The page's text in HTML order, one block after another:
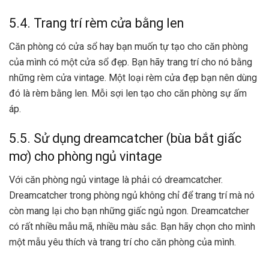
5.4. Trang trí rèm cửa bằng len
Căn phòng có cửa sổ hay bạn muốn tự tạo cho căn phòng
của mình có một cửa sổ đẹp. Bạn hãy trang trí cho nó bằng
những rèm cửa vintage. Một loại rèm cửa đẹp bạn nên dùng
đó là rèm bằng len. Mỗi sợi len tạo cho căn phòng sự ấm
áp.
5.5. Sử dụng dreamcatcher (bùa bắt giấc
mơ) cho phòng ngủ vintage
Với căn phòng ngủ vintage là phải có dreamcatcher.
Dreamcatcher trong phòng ngủ không chỉ để trang trí mà nó
còn mang lại cho bạn những giấc ngủ ngon. Dreamcatcher
có rất nhiều mẫu mã, nhiều màu sắc. Bạn hãy chọn cho mình
một mẫu yêu thích và trang trí cho căn phòng của mình.